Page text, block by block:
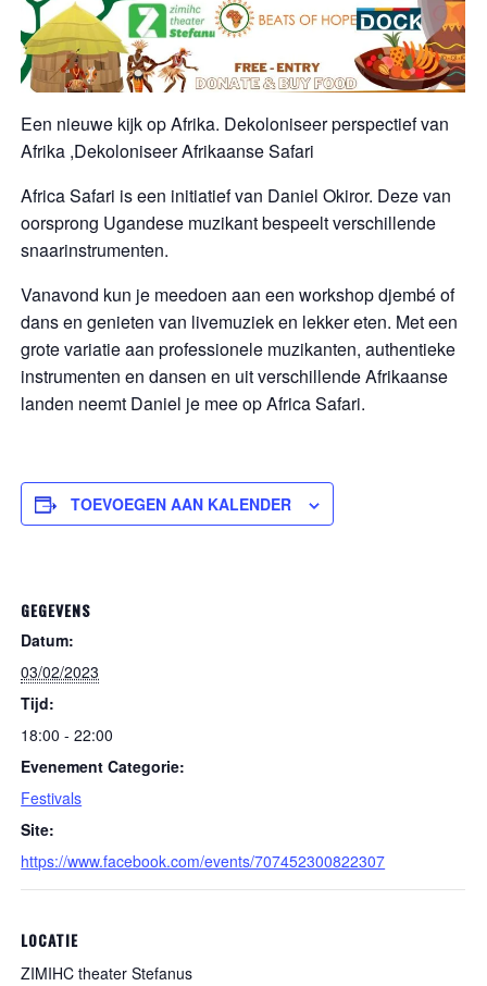
Een nieuwe kijk op Afrika. Dekoloniseer perspectief van
Afrika ,Dekoloniseer Afrikaanse Safari
Africa Safari is een initiatief van Daniel Okiror. Deze van
oorsprong Ugandese muzikant bespeelt verschillende
snaarinstrumenten.
Vanavond kun je meedoen aan een workshop djembé of
dans en genieten van livemuziek en lekker eten. Met een
grote variatie aan professionele muzikanten, authentieke
instrumenten en dansen en uit verschillende Afrikaanse
landen neemt Daniel je mee op Africa Safari.
TOEVOEGEN AAN KALENDER
GEGEVENS
Datum:
03/02/2023
Tijd:
18:00 - 22:00
Evenement Categorie:
Festivals
Site:
https://www.facebook.com/events/707452300822307
LOCATIE
ZIMIHC theater Stefanus